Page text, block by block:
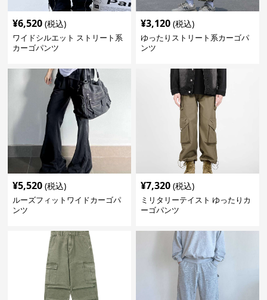
¥6,520 (税込)
ワイドシルエット ストリート系
カーゴパンツ
¥3,120 (税込)
ゆったりストリート系カーゴパ
ンツ
¥5,520 (税込)
ルーズフィットワイドカーゴパ
ンツ
¥7,320 (税込)
ミリタリーテイスト ゆったりカ
ーゴパンツ